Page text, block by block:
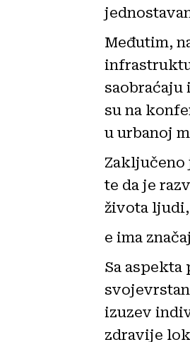
Međutim,
saobraćaju
su na
u urbanoj
te da je
života
e ima
Sa
izuzev
zdravije